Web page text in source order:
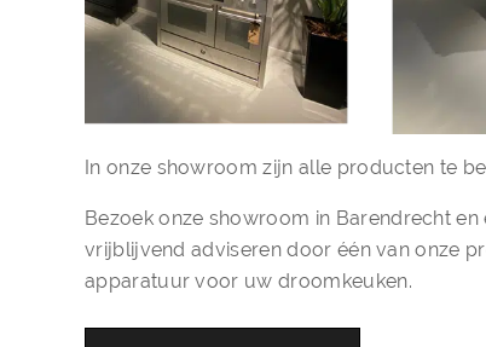
In onze showroom zijn alle producten te
Bezoek onze showroom in Barendrecht
vrijblijvend adviseren door één van onze
apparatuur voor uw droomkeuken.